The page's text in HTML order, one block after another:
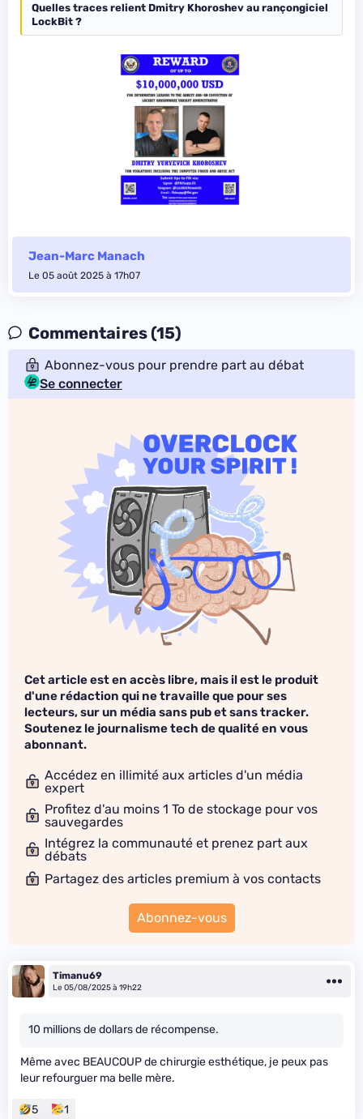
Quelles traces relient Dmitry Khoroshev au rançongiciel
LockBit ?
Jean-Marc Manach
Le 05 août 2025 à 17h07
Commentaires (15)
Abonnez-vous pour prendre part au débat
Se connecter
Cet article est en accès libre, mais il est le produit
d'une rédaction qui ne travaille que pour ses
lecteurs, sur un média sans pub et sans tracker.
Soutenez le journalisme tech de qualité en vous
abonnant.
Accédez en illimité aux articles d'un média
expert
Profitez d'au moins 1 To de stockage pour vos
sauvegardes
Intégrez la communauté et prenez part aux
débats
Partagez des articles premium à vos contacts
Abonnez-vous
Timanu69
Le 05/08/2025 à 19h22
10 millions de dollars de récompense.
Même avec BEAUCOUP de chirurgie esthétique, je peux pas
leur refourguer ma belle mère.
5 1